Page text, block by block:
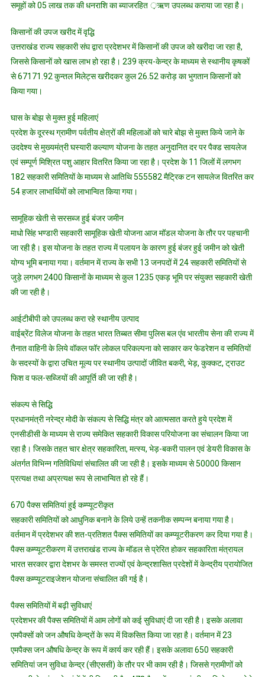
समूहों को 05 लाख तक की धनराशि का ब्याजरहित ़ऋण उपलब्ध कराया जा रहा है।
किसानों की उपज खरीद में वृद्धि
उत्तराखंड राज्य सहकारी संघ द्वारा प्रदेशभर में किसानों की उपज को खरीदा जा रहा है,
जिससे किसानों को खास लाभ हो रहा है। 239 क्रय-केन्द्र के माध्यम से स्थानीय कृषकों
से 67171.92 कुन्तल मिलेट्स खरीदकर कुल 26.52 करोड़ का भुगतान किसानों को
किया गया।
घास के बोझ से मुक्त हुई महिलाएं
प्रदेश के दूरस्थ ग्रामीण पर्वतीय क्षेत्रों की महिलाओं को चारे बोझ से मुक्त किये जाने के
उददेश्य से मुख्यमंत्री घस्यारी कल्याण योजना के तहत अनुदानित दर पर पैक्ड सायलेज
एवं सम्पूर्ण मिश्रित पशु आहार वितरित किया जा रहा है। प्रदेश के 11 जिलों में लगभग
182 सहकारी समितियों के माध्यम से आतिथि 555582 मैट्रिक टन सायलेज वितरित कर
54 हजार लाभार्थियों को लाभान्वित किया गया।
सामूहिक खेती से सरसब्ज हुई बंजर जमीन
माधो सिंह भण्डारी सहकारी सामूहिक खेती योजना आज मॉडल योजना के तौर पर पहचानी
जा रही है। इस योजना के तहत राज्य में पलायन के कारण हुई बंजर हुई जमीन को खेती
योग्य भूमि बनाया गया। वर्तमान में राज्य के सभी 13 जनपदों में 24 सहकारी समितियों से
जुड़े लगभग 2400 किसानों के माध्यम से कुल 1235 एकड़ भूमि पर संयुक्त सहकारी खेती
की जा रही है।
आईटीबीपी को उपलब्ध करा रहे स्थानीय उत्पाद
वाईब्रेंट विलेज योजना के तहत भारत तिब्बत सीमा पुलिस बल एंव भारतीय सेना की राज्य में
तैनात वाहिनी के लिये वॉकल फॉर लोकल परिकल्पना को साकार कर फेडरेशन व समितियों
के सदस्यों के द्वारा उचित मूल्य पर स्थानीय उत्पादों जीवित बकरी, भेड़, कुक्कट, ट्राउट
फिश व फल-सब्जियों की आपूर्ति की जा रही है।
संकल्प से सिद्धि
प्रधानमंत्री नरेन्द्र मोदी के संकल्प से सिद्धि मंत्र को आत्मसात करते हुये प्रदेश में
एनसीडीसी के माध्यम से राज्य समेकित सहकारी विकास परियोजना का संचालन किया जा
रहा है। जिसके तहत चार क्षेत्र सहकारिता, मत्स्य, भेड़-बकरी पालन एवं डेयरी विकास के
अंतर्गत विभिन्न गतिविधियां संचालित की जा रही है। इसके माध्यम से 50000 किसान
प्रत्यक्ष तथा अप्रत्यक्ष रूप से लाभान्वित हो रहे हैं।
670 पैक्स समितियां हुई कम्प्यूटरीकृत
सहकारी समितियों को आधुनिक बनाने के लिये उन्हें तकनीक सम्पन्न बनाया गया है।
वर्तमान में प्रदेशभर की शत-प्रतिशत पैक्स समितियों का कम्प्यूटरीकरण कर दिया गया है।
पैक्स कम्प्यूटरीकरण में उत्तराखंड राज्य के मॉडल से प्रेरित होकर सहकारिता मंत्रायल
भारत सरकार द्वारा देशभर के समस्त राज्यों एवं केन्द्रशासित प्रदेशों में केन्द्रीय प्रायोजित
पैक्स कम्प्यूटराइजेशन योजना संचालित की गई है।
पैक्स समितियों में बढ़ी सुविधाएं
प्रदेशभर की पैक्स समितियों में आम लोगों को कई सुविधाएं दी जा रही है। इसके अलावा
एमपैक्सों को जन औषधि केन्द्रों के रूप में विकसित किया जा रहा है। वर्तमान में 23
एमपैक्स जन औषधि केन्द्र के रूप में कार्य कर रही हैं। इसके अलावा 650 सहकारी
समितियां जन सुविधा केन्द्र (सीएससी) के तौर पर भी काम रही है। जिससे ग्रामीणों को